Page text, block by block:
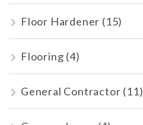
Floor Hardener (15)
Flooring (4)
General Contractor (11)